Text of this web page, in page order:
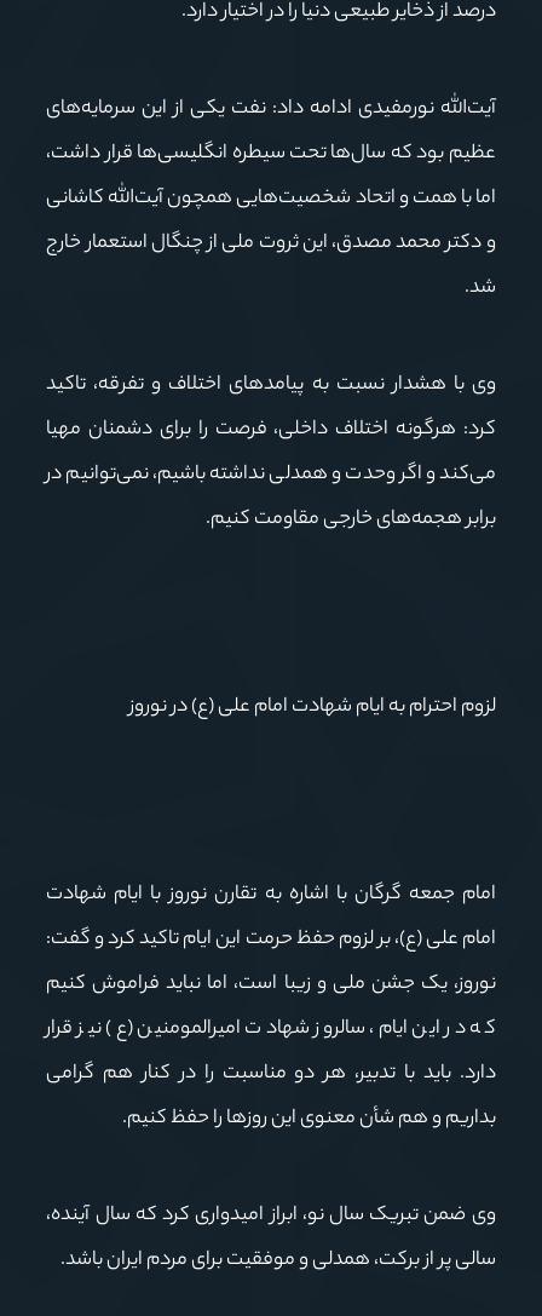
درصد از ذخایر طبیعی دنیا را در اختیار دارد.
آیت‌الله نورمفیدی ادامه داد: نفت یکی از این سرمایه‌های
عظیم بود که سال‌ها تحت سیطره انگلیسی‌ها قرار داشت،
اما با همت و اتحاد شخصیت‌هایی همچون آیت‌الله کاشانی
و دکتر محمد مصدق، این ثروت ملی از چنگال استعمار خارج
شد.
وی با هشدار نسبت به پیامدهای اختلاف و تفرقه، تاکید
کرد: هرگونه اختلاف داخلی، فرصت را برای دشمنان مهیا
می‌کند و اگر وحدت و همدلی نداشته باشیم، نمی‌توانیم در
برابر هجمه‌های خارجی مقاومت کنیم.
لزوم احترام به ایام شهادت امام علی (ع) در نوروز
امام جمعه گرگان با اشاره به تقارن نوروز با ایام شهادت
امام علی (ع)، بر لزوم حفظ حرمت این ایام تاکید کرد و گفت:
نوروز، یک جشن ملی و زیبا است، اما نباید فراموش کنیم
که در این ایام، سالروز شهادت امیرالمومنین (ع) نیز قرار
دارد. باید با تدبیر، هر دو مناسبت را در کنار هم گرامی
بداریم و هم شأن معنوی این روزها را حفظ کنیم.
وی ضمن تبریک سال نو، ابراز امیدواری کرد که سال آینده،
سالی پر از برکت، همدلی و موفقیت برای مردم ایران باشد.